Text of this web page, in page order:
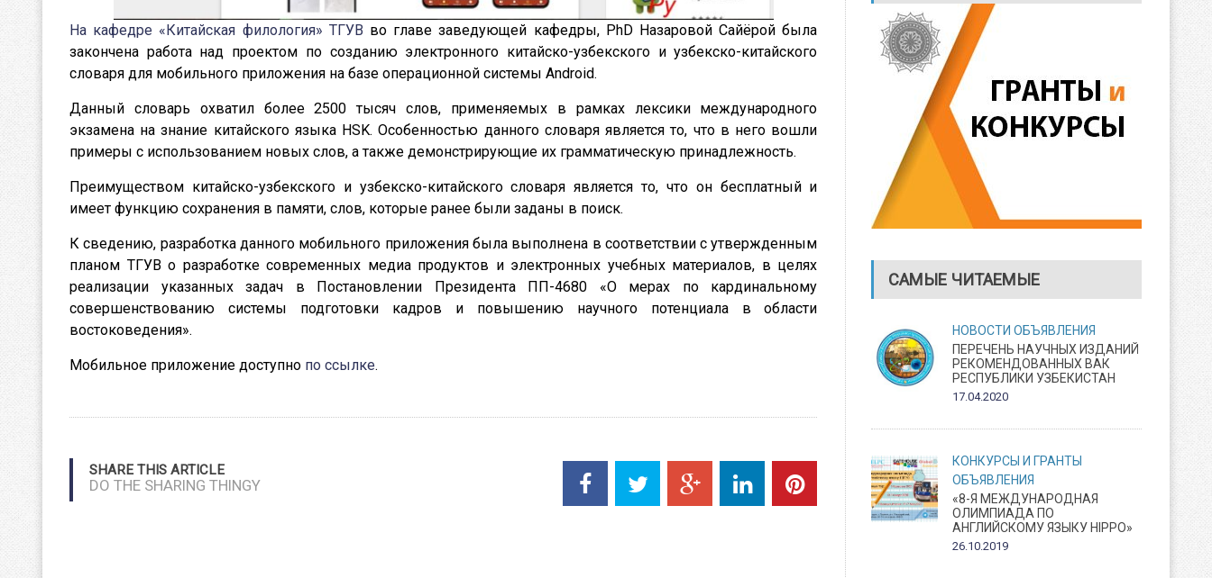
На кафедре «Китайская филология» ТГУВ во главе заведующей кафедры, PhD Назаровой Сайёрой была
закончена работа над проектом по созданию электронного китайско-узбекского и узбекско-китайского
словаря для мобильного приложения на базе операционной системы Android.
Данный словарь охватил более 2500 тысяч слов, применяемых в рамках лексики международного
экзамена на знание китайского языка HSK. Особенностью данного словаря является то, что в него вошли
примеры с использованием новых слов, а также демонстрирующие их грамматическую принадлежность.
Преимуществом китайско-узбекского и узбекско-китайского словаря является то, что он бесплатный и
имеет функцию сохранения в памяти, слов, которые ранее были заданы в поиск.
К сведению, разработка данного мобильного приложения была выполнена в соответствии с утвержденным
планом ТГУВ о разработке современных медиа продуктов и электронных учебных материалов, в целях
реализации указанных задач в Постановлении Президента ПП-4680 «О мерах по кардинальному
совершенствованию системы подготовки кадров и повышению научного потенциала в области
востоковедения».
Мобильное приложение доступно по ссылке.
SHARE THIS ARTICLE
DO THE SHARING THINGY
САМЫЕ ЧИТАЕМЫЕ
НОВОСТИ ОБЪЯВЛЕНИЯ
ПЕРЕЧЕНЬ НАУЧНЫХ ИЗДАНИЙ
РЕКОМЕНДОВАННЫХ ВАК
РЕСПУБЛИКИ УЗБЕКИСТАН
17.04.2020
КОНКУРСЫ И ГРАНТЫ
ОБЪЯВЛЕНИЯ
«8-Я МЕЖДУНАРОДНАЯ
ОЛИМПИАДА ПО
АНГЛИЙСКОМУ ЯЗЫКУ HIPPO»
26.10.2019